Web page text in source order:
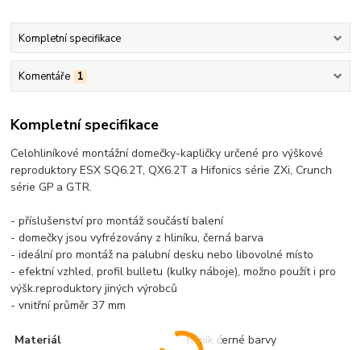
Kompletní specifikace
Komentáře 1
Kompletní specifikace
Celohliníkové montážní domečky-kapličky určené pro výškové
reproduktory ESX SQ6.2T, QX6.2T a Hifonics série ZXi, Crunch
série GP a GTR.
- příslušenství pro montáž součástí balení
- domečky jsou vyfrézovány z hliníku, černá barva
- ideální pro montáž na palubní desku nebo libovolné místo
- efektní vzhled, profil bulletu (kulky náboje), možno použít i pro
výšk.reproduktory jiných výrobců
- vnitřní průměr 37 mm
Materiál
hliník černé barvy